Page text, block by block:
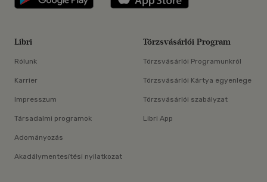
Libri
Rólunk
Karrier
Impresszum
Társadalmi programok
Adományozás
Akadálymentesítési nyilatkozat
Törzsvásárlói Program
Törzsvásárlói Programunkról
Törzsvásárlói Kártya egyenlege
Törzsvásárlói szabályzat
Libri App